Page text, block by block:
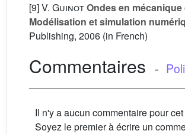
[9]V. GuinotOndes en
Modélisation et simulation
Publishing, 2006 (in French)
Commentaires -
Il n'y a aucun commentaire pour
Soyez le premier à écrire un